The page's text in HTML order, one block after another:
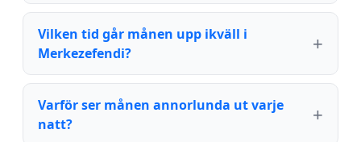
Vilken tid går månen upp ikväll i
Merkezefendi?
Varför ser månen annorlunda ut varje
natt?